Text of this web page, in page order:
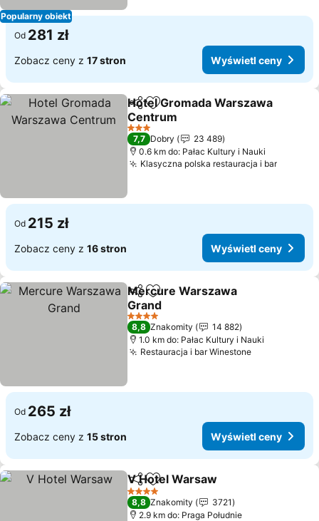
Popularny obiekt
Od 281 zł
Zobacz ceny z 17 stron Wyświetl ceny
Udostępnij
Dodaj do ulubionych
Hotel Gromada Warszawa
Centrum
Wyświetl ceny
3 Kategoria
7,7 Dobry
23 489
0.6 km do: Pałac Kultury i Nauki
Klasyczna polska restauracja i bar
Od 215 zł
Zobacz ceny z 16 stron Wyświetl ceny
UdostępnijDodaj do ulubionych
Mercure Warszawa
Grand
Wyświetl ceny
4 Kategoria
8,8 Znakomity
14 882
1.0 km do: Pałac Kultury i Nauki
Restauracja i bar WinestoneWyświetl
Od 265 zł
Zobacz ceny z 15 stron Wyświetl ceny
Udostępnij
Dodaj do ulubionych
V Hotel Warsaw
4 Kategoria
8,8 Znakomity
3721
2.9 km do: Praga Południe